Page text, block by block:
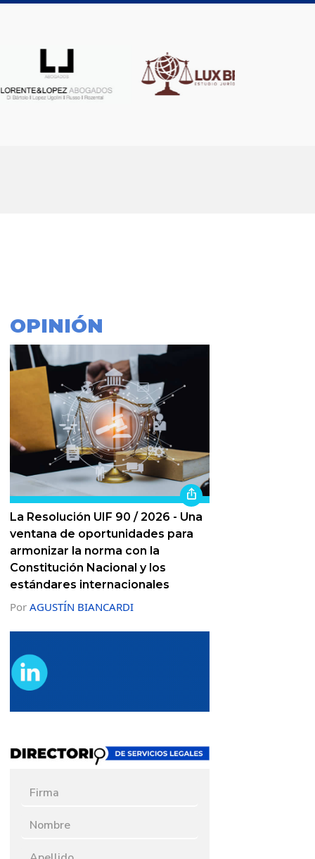
OPINIÓN
La Resolución UIF 90 / 2026 - Una
ventana de oportunidades para
armonizar la norma con la
Constitución Nacional y los
estándares internacionales
Por AGUSTÍN BIANCARDI